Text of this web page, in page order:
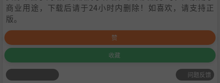
商业用途，下载后请于24小时内删除！如喜欢，请支持正
版。
赞
收藏
问题反馈